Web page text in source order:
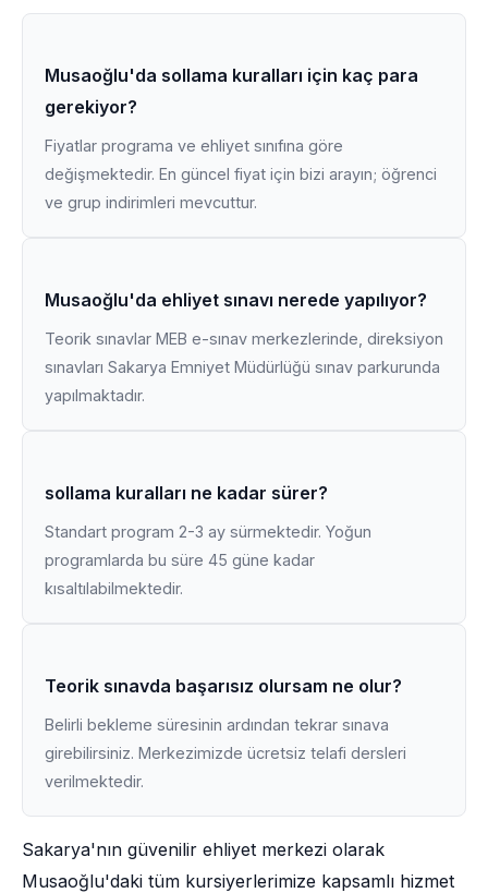
Musaoğlu'da sollama kuralları için kaç para
gerekiyor?
Fiyatlar programa ve ehliyet sınıfına göre
değişmektedir. En güncel fiyat için bizi arayın; öğrenci
ve grup indirimleri mevcuttur.
Musaoğlu'da ehliyet sınavı nerede yapılıyor?
Teorik sınavlar MEB e-sınav merkezlerinde, direksiyon
sınavları Sakarya Emniyet Müdürlüğü sınav parkurunda
yapılmaktadır.
sollama kuralları ne kadar sürer?
Standart program 2-3 ay sürmektedir. Yoğun
programlarda bu süre 45 güne kadar
kısaltılabilmektedir.
Teorik sınavda başarısız olursam ne olur?
Belirli bekleme süresinin ardından tekrar sınava
girebilirsiniz. Merkezimizde ücretsiz telafi dersleri
verilmektedir.
Sakarya'nın güvenilir ehliyet merkezi olarak
Musaoğlu'daki tüm kursiyerlerimize kapsamlı hizmet